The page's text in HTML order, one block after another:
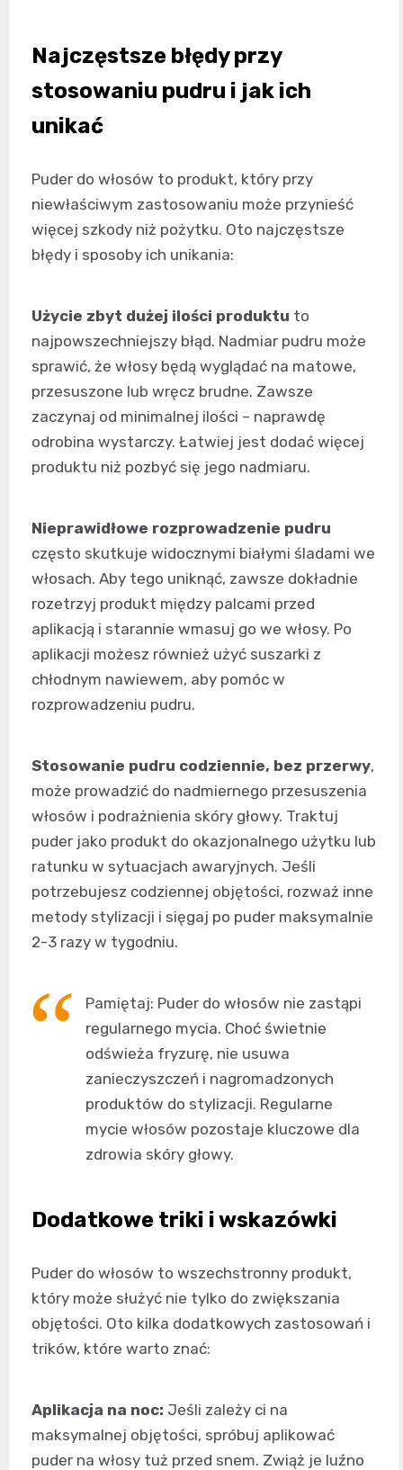
Najczęstsze błędy przy
stosowaniu pudru i jak ich
unikać
Puder do włosów to produkt, który przy
niewłaściwym zastosowaniu może przynieść
więcej szkody niż pożytku. Oto najczęstsze
błędy i sposoby ich unikania:
Użycie zbyt dużej ilości produktu to
najpowszechniejszy błąd. Nadmiar pudru może
sprawić, że włosy będą wyglądać na matowe,
przesuszone lub wręcz brudne. Zawsze
zaczynaj od minimalnej ilości – naprawdę
odrobina wystarczy. Łatwiej jest dodać więcej
produktu niż pozbyć się jego nadmiaru.
Nieprawidłowe rozprowadzenie pudru
często skutkuje widocznymi białymi śladami we
włosach. Aby tego uniknąć, zawsze dokładnie
rozetrzyj produkt między palcami przed
aplikacją i starannie wmasuj go we włosy. Po
aplikacji możesz również użyć suszarki z
chłodnym nawiewem, aby pomóc w
rozprowadzeniu pudru.
Stosowanie pudru codziennie, bez przerwy,
może prowadzić do nadmiernego przesuszenia
włosów i podrażnienia skóry głowy. Traktuj
puder jako produkt do okazjonalnego użytku lub
ratunku w sytuacjach awaryjnych. Jeśli
potrzebujesz codziennej objętości, rozważ inne
metody stylizacji i sięgaj po puder maksymalnie
2-3 razy w tygodniu.
Pamiętaj: Puder do włosów nie zastąpi
regularnego mycia. Choć świetnie
odświeża fryzurę, nie usuwa
zanieczyszczeń i nagromadzonych
produktów do stylizacji. Regularne
mycie włosów pozostaje kluczowe dla
zdrowia skóry głowy.
Dodatkowe triki i wskazówki
Puder do włosów to wszechstronny produkt,
który może służyć nie tylko do zwiększania
objętości. Oto kilka dodatkowych zastosowań i
trików, które warto znać:
Aplikacja na noc: Jeśli zależy ci na
maksymalnej objętości, spróbuj aplikować
puder na włosy tuż przed snem. Zwiąż je luźno